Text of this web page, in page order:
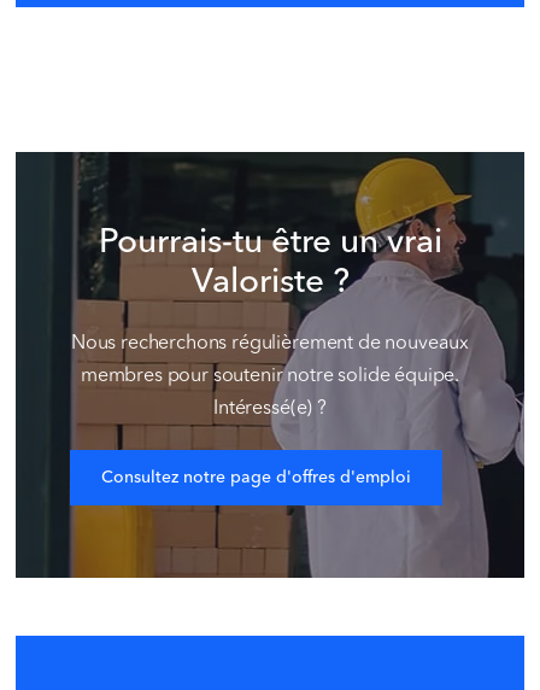
Pourrais-tu être un vrai
Valoriste ?
Nous recherchons régulièrement de nouveaux
membres pour soutenir notre solide équipe.
Intéressé(e) ?
Consultez notre page d'offres d'emploi